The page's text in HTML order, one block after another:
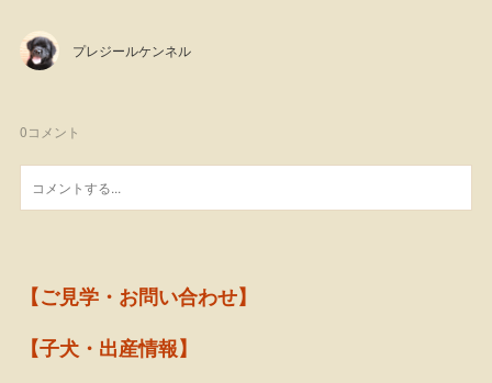
プレジールケンネル
0コメント
【ご見学・お問い合わせ】
【子犬・出産情報】